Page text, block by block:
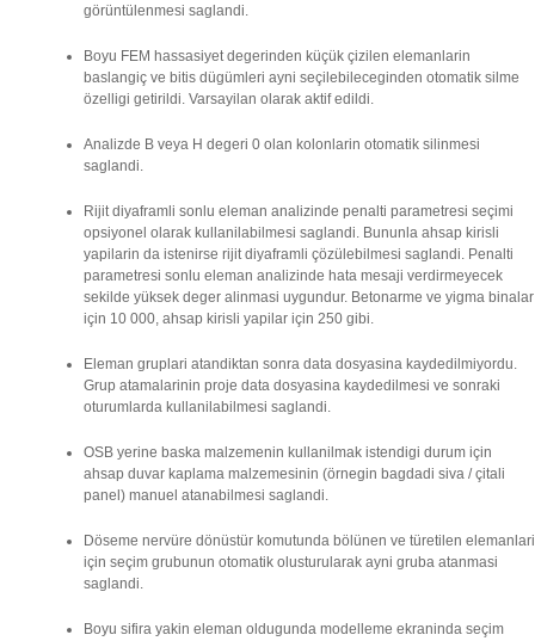
görüntülenmesi saglandi.
Boyu FEM hassasiyet degerinden küçük çizilen elemanlarin
baslangiç ve bitis dügümleri ayni seçilebileceginden otomatik silme
özelligi getirildi. Varsayilan olarak aktif edildi.
Analizde B veya H degeri 0 olan kolonlarin otomatik silinmesi
saglandi.
Rijit diyaframli sonlu eleman analizinde penalti parametresi seçimi
opsiyonel olarak kullanilabilmesi saglandi. Bununla ahsap kirisli
yapilarin da istenirse rijit diyaframli çözülebilmesi saglandi. Penalti
parametresi sonlu eleman analizinde hata mesaji verdirmeyecek
sekilde yüksek deger alinmasi uygundur. Betonarme ve yigma binalar
için 10 000, ahsap kirisli yapilar için 250 gibi.
Eleman gruplari atandiktan sonra data dosyasina kaydedilmiyordu.
Grup atamalarinin proje data dosyasina kaydedilmesi ve sonraki
oturumlarda kullanilabilmesi saglandi.
OSB yerine baska malzemenin kullanilmak istendigi durum için
ahsap duvar kaplama malzemesinin (örnegin bagdadi siva / çitali
panel) manuel atanabilmesi saglandi.
Döseme nervüre dönüstür komutunda bölünen ve türetilen elemanlari
için seçim grubunun otomatik olusturularak ayni gruba atanmasi
saglandi.
Boyu sifira yakin eleman oldugunda modelleme ekraninda seçim